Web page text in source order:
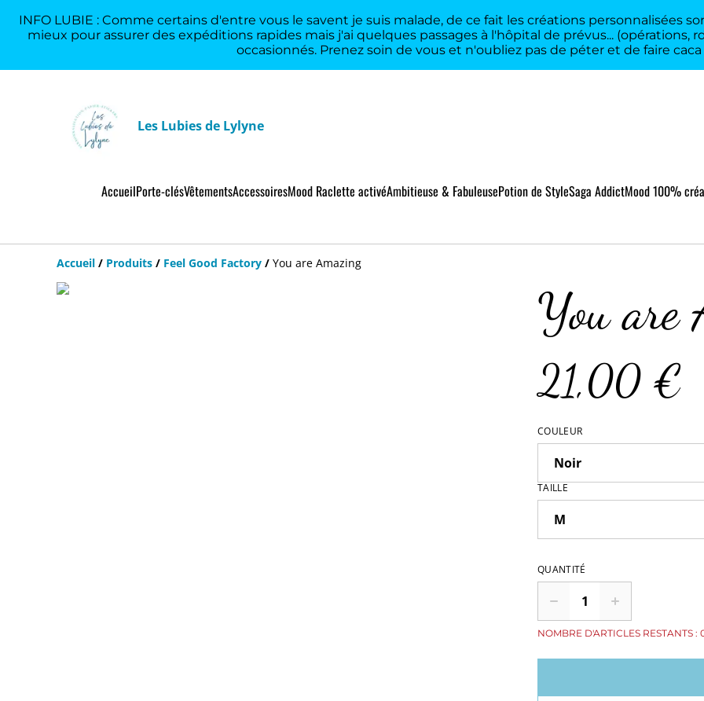
INFO LUBIE : Comme certains d'entre vous le savent je suis malade, de ce fait les créations personnalisées
mieux pour assurer des expéditions rapides mais j'ai quelques passages à l'hôpital de prévus... (opérations,
occasionnés. Prenez soin de vous et n'oubliez pas de péter et de faire caca
Les Lubies de Lylyne
AccueilPorte-clésVêtementsAccessoiresMood Raclette activéAmbitieuse & FabuleusePotion de StyleSaga AddictMood 100%
Accueil / Produits / Feel Good Factory / You are Amazing
You are
21,00 €
COULEUR
TAILLE
QUANTITÉ
NOMBRE D'ARTICLES RESTANTS :